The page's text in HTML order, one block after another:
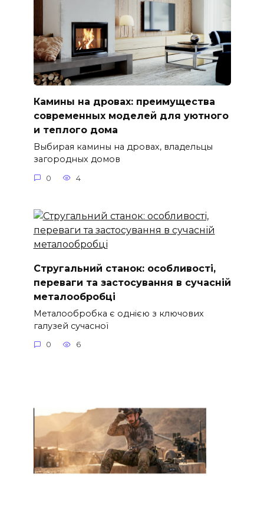
Камины на дровах: преимущества
современных моделей для уютного
и теплого дома
Выбирая камины на дровах, владельцы
загородных домов
0 4
Стругальний станок: особливості,
переваги та застосування в сучасній
металообробці
Металообробка є однією з ключових
галузей сучасної
0 6